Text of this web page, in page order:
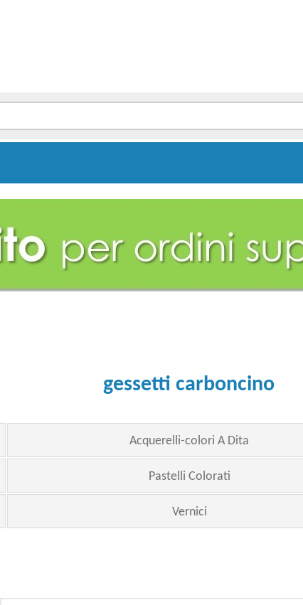
gessetti carboncino
Acquerelli-colori A Dita
Pastelli Colorati
Vernici